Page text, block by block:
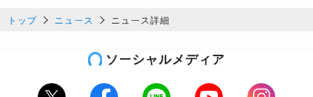
トップ ニュース ニュース詳細
ソーシャルメディア